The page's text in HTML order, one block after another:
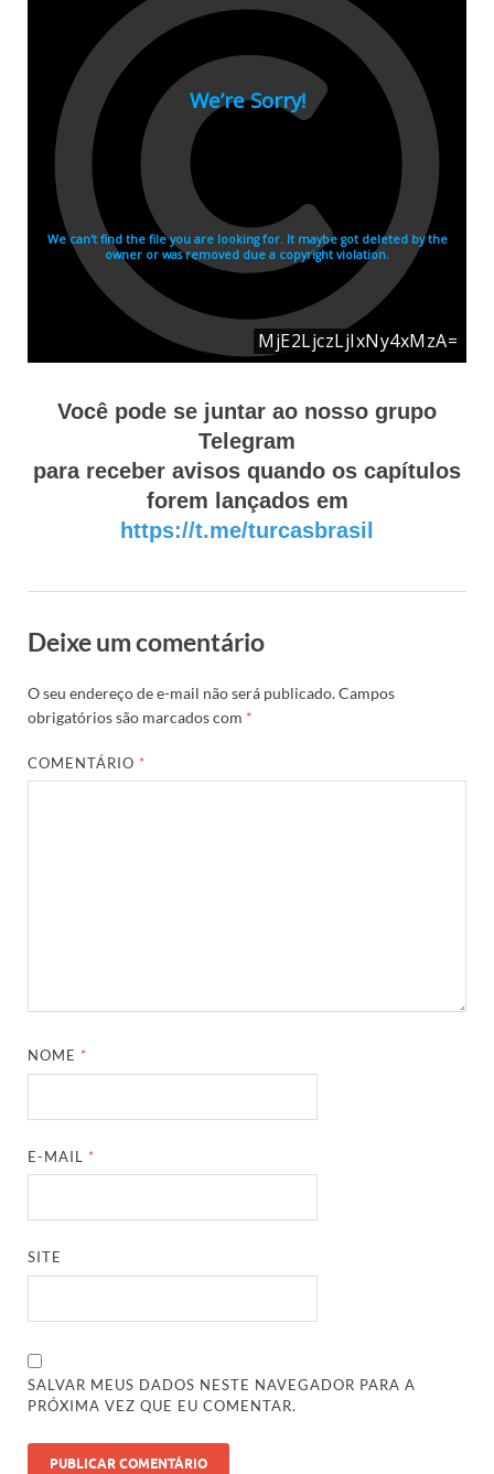
Você pode se juntar ao nosso grupo
Telegram
para receber avisos quando os capítulos
forem lançados em
https://t.me/turcasbrasil
Deixe um comentário
O seu endereço de e-mail não será publicado.Campos
obrigatórios são marcados com *
COMENTÁRIO *
NOME *
E-MAIL *
SITE
SALVAR MEUS DADOS NESTE NAVEGADOR PARA A
PRÓXIMA VEZ QUE EU COMENTAR.